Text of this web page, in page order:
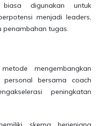
digunakan untuk
menjadi leaders,
tugas.
mengembangkan
bersama coach
peningkatan